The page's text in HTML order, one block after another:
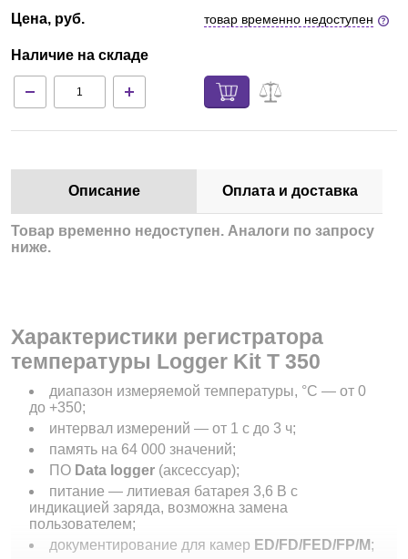
Доставка и оплата
Контакты
Цена, руб.
Наличие на складе
товар временно недоступен
Описание Оплата и доставка
Товар временно недоступен. Аналоги по запросу
ниже.
Характеристики регистратора
температуры Logger Kit T 350
диапазон измеряемой температуры, °С — от 0
до +350;
интервал измерений — от 1 с до 3 ч;
память на 64 000 значений;
ПО Data logger (аксессуар);
питание — литиевая батарея 3,6 В c
индикацией заряда, возможна замена
пользователем;
документирование для камер ED/FD/FED/FP/M;